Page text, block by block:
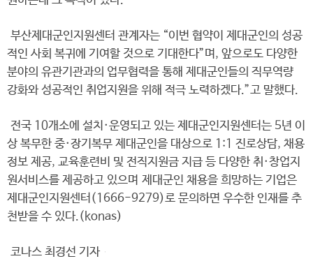
부산제대군인지원센터 관계자는 “이번 협약이 제대군인의 성공
적인 사회 복귀에 기여할 것으로 기대한다”며, 앞으로도 다양한
분야의 유관기관과의 업무협력을 통해 제대군인들의 직무역량
강화와 성공적인 취업지원을 위해 적극 노력하겠다.”고 말했다.
전국 10개소에 설치·운영되고 있는 제대군인지원센터는 5년 이
상 복무한 중·장기복무 제대군인을 대상으로 1:1 진로상담, 채용
정보 제공, 교육훈련비 및 전직지원금 지급 등 다양한 취·창업지
원서비스를 제공하고 있으며 제대군인 채용을 희망하는 기업은
제대군인지원센터(1666-9279)로 문의하면 우수한 인재를 추
천받을 수 있다.(konas)
코나스 최경선 기자